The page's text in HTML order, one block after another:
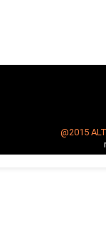
@2015